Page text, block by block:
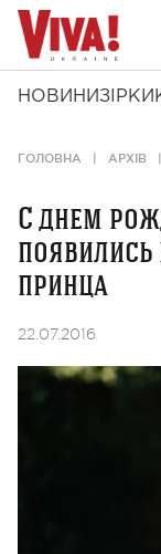
НОВИНИ ЗІРКИ
ГОЛОВНА АРХІВ
С днем
принца
22.07.2016